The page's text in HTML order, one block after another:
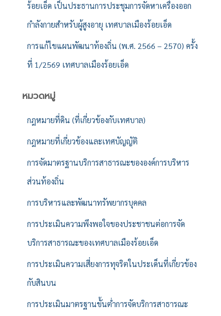
ร้อยเอ็ด เป็นประธานการประชุมการจัดหาเครื่องออก
กำลังกายสำหรับผู้สูงอายุ เทศบาลเมืองร้อยเอ็ด
การแก้ไขแผนพัฒนาท้องถิ่น (พ.ศ. 2566 – 2570) ครั้ง
ที่ 1/2569 เทศบาลเมืองร้อยเอ็ด
หมวดหมู่
กฎหมายที่ดิน (ที่เกี่ยวข้องกับเทศบาล)
กฎหมายที่เกี่ยวข้องและเทศบัญญัติ
การจัดมาตรฐานบริการสาธารณะขององค์การบริหาร
ส่วนท้องถิ่น
การบริหารและพัฒนาทรัพยากรบุคคล
การประเมินความพึงพอใจของประชาชนต่อการจัด
บริการสาธารณะของเทศบาลเมืองร้อยเอ็ด
การประเมินความเสี่ยงการทุจริตในประเด็นที่เกี่ยวข้อง
กับสินบน
การประเมินมาตรฐานขั้นต่ำการจัดบริการสาธารณะ